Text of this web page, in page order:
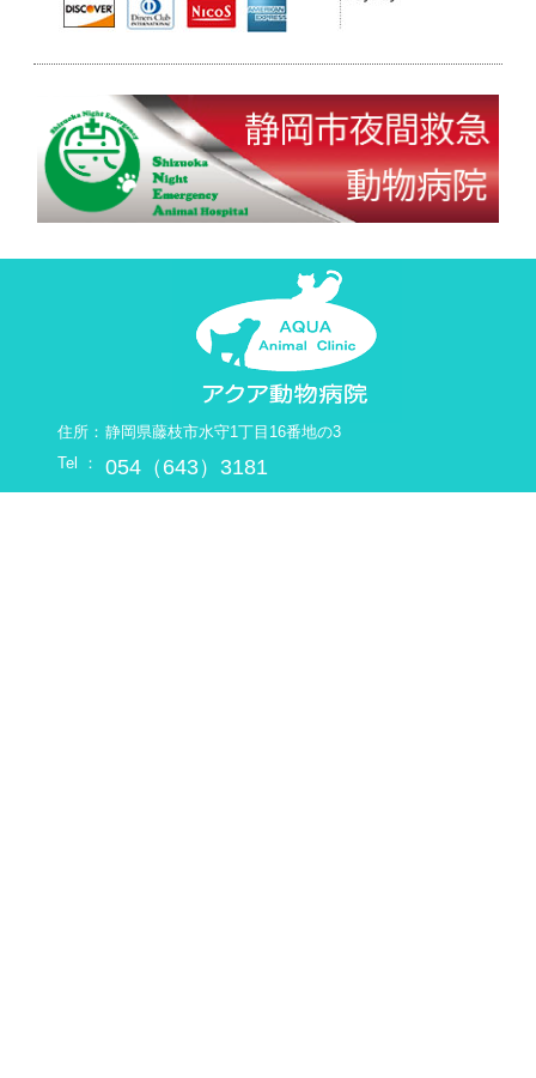
住所： 静岡県藤枝市水守1丁目16番地の3
Tel ：
054（643）3181